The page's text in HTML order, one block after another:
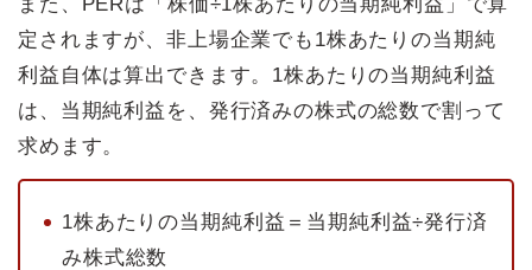
定されますが、非上場企業でも1株あたりの当期純
利益自体は算出できます。1株あたりの当期純利益
は、当期純利益を、発行済みの株式の総数で割って
求めます。
1株あたりの当期純利益＝当期純利益÷発行済
み株式総数